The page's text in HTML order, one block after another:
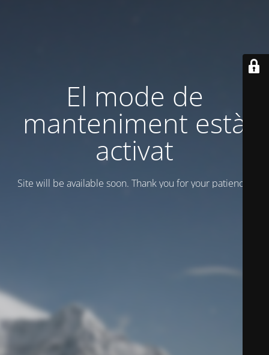
El mode de
manteniment està
activat
Site will be available soon. Thank you for your patience!